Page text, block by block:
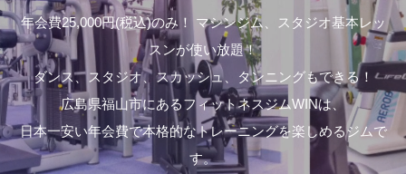
年会費25,000円(税込)のみ！ マシンジム、スタジオ基本レッ
スンが使い放題！
ダンス、スタジオ、スカッシュ、タンニングもできる！
広島県福山市にあるフィットネスジムWINは、
日本一安い年会費で本格的なトレーニングを楽しめるジムで
す。